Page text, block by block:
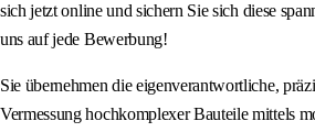
sich jetzt online und sichern Sie sich diese
uns auf jede Bewerbung!
Sie übernehmen die eigenverantwortliche,
Vermessung hochkomplexer Bauteile mittels